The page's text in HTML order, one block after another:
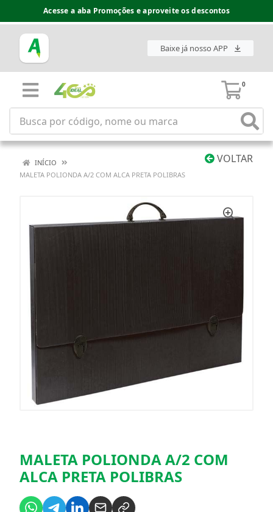
Acesse a aba Promoções e aproveite os descontos
Baixe já nosso APP
0
VOLTAR
INÍCIO
MALETA POLIONDA A/2 COM ALCA PRETA POLIBRAS
MALETA POLIONDA A/2 COM
ALCA PRETA POLIBRAS